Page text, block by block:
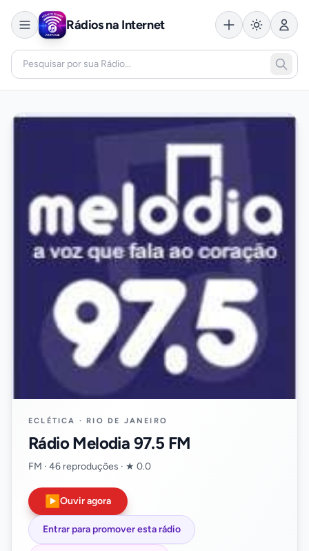
Rádios na Internet
ECLÉTICA · RIO DE JANEIRO
Rádio Melodia 97.5 FM
FM · 46 reproduções · ★ 0.0
▶ Ouvir agora
Entrar para promover esta rádio